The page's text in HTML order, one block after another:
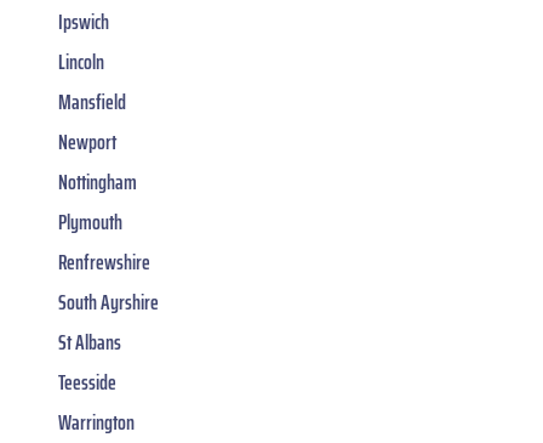
Ipswich
Lincoln
Mansfield
Newport
Nottingham
Plymouth
Renfrewshire
South Ayrshire
St Albans
Teesside
Warrington